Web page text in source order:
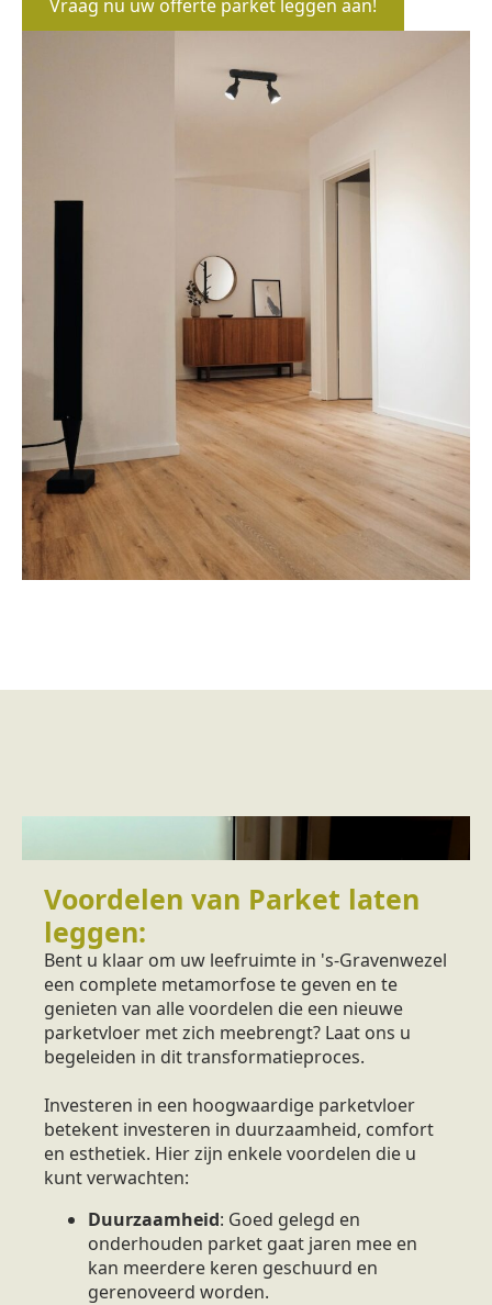
Vraag nu uw offerte parket leggen aan!
Voordelen van Parket laten
leggen:
Bent u klaar om uw leefruimte in 's-Gravenwezel
een complete metamorfose te geven en te
genieten van alle voordelen die een nieuwe
parketvloer met zich meebrengt? Laat ons u
begeleiden in dit transformatieproces.
Investeren in een hoogwaardige parketvloer
betekent investeren in duurzaamheid, comfort
en esthetiek. Hier zijn enkele voordelen die u
kunt verwachten:
Duurzaamheid: Goed gelegd en
onderhouden parket gaat jaren mee en
kan meerdere keren geschuurd en
gerenoveerd worden.